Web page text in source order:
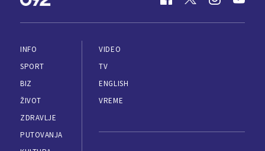
INFO
SPORT
BIZ
ŽIVOT
ZDRAVLJE
PUTOVANJA
VIDEO
TV
ENGLISH
VREME